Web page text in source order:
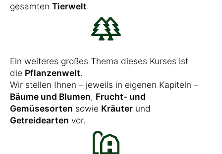
gesamten Tierwelt.
Ein weiteres großes Thema dieses Kurses ist
die Pflanzenwelt.
Wir stellen Ihnen – jeweils in eigenen Kapiteln –
Bäume und Blumen, Frucht- und
Gemüsesorten sowie Kräuter und
Getreidearten vor.